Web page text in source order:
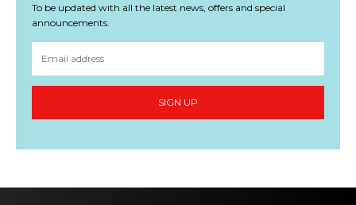
To be updated with all the latest news, offers and special
announcements.
SIGN UP